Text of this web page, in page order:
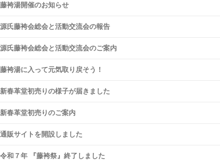
藤袴湯開催のお知らせ
源氏藤袴会総会と活動交流会の報告
源氏藤袴会総会と活動交流会のご案内
藤袴湯に入って元気取り戻そう！
新春革堂初売りの様子が届きました
新春革堂初売りのご案内
通販サイトを開設しました
令和７年 『藤袴祭』終了しました